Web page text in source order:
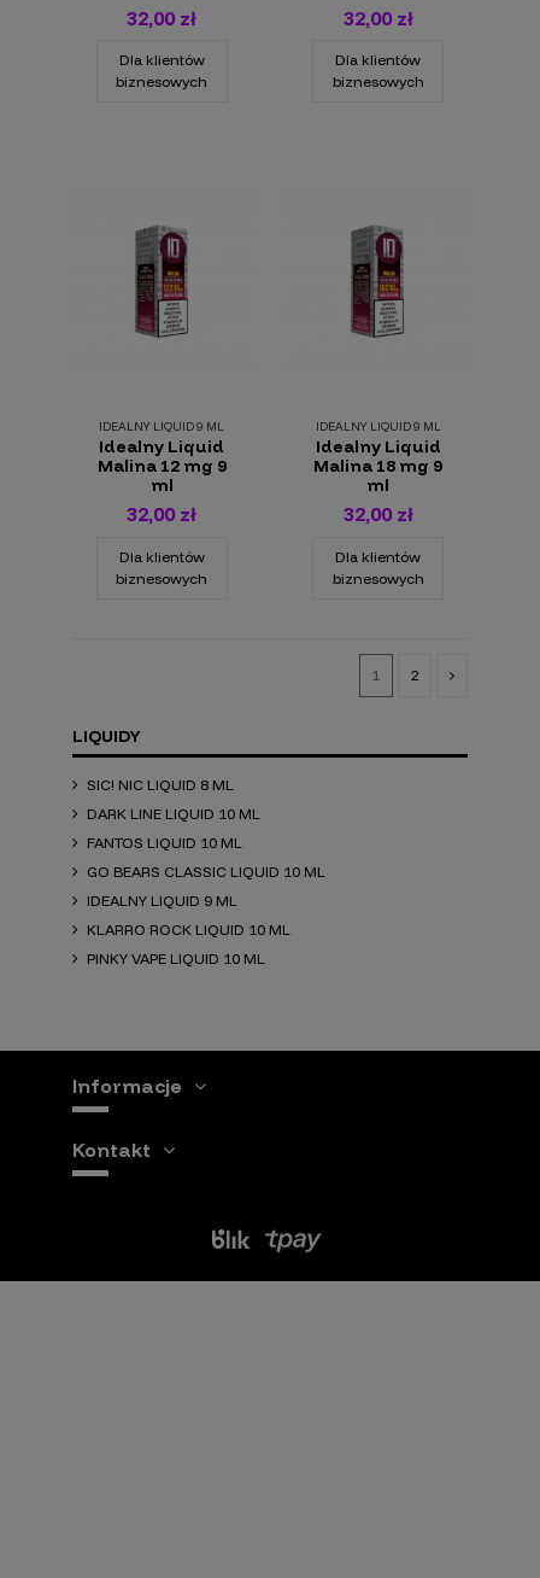
32,00 zł
Dla klientów
biznesowych
32,00 zł
Dla klientów
biznesowych
IDEALNY LIQUID 9 ML
Idealny Liquid
Malina 12 mg 9
ml
32,00 zł
Dla klientów
biznesowych
IDEALNY LIQUID 9 ML
Idealny Liquid
Malina 18 mg 9
ml
32,00 zł
Dla klientów
biznesowych
1 2
LIQUIDY
SIC! NIC LIQUID 8 ML
DARK LINE LIQUID 10 ML
FANTOS LIQUID 10 ML
GO BEARS CLASSIC LIQUID 10 ML
IDEALNY LIQUID 9 ML
KLARRO ROCK LIQUID 10 ML
PINKY VAPE LIQUID 10 ML
Informacje
Kontakt